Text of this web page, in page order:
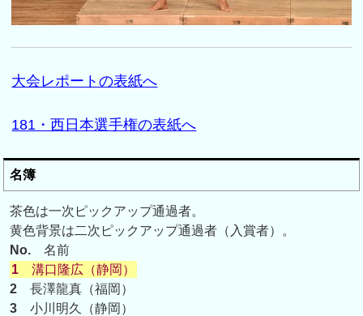
大会レポートの表紙へ
181・西日本選手権の表紙へ
名簿
茶色は一次ピックアップ通過者。
黄色背景は二次ピックアップ通過者（入賞者）。
No. 名前
1 溝口隆広（静岡）
2 長澤龍真（福岡）
3 小川明久（静岡）